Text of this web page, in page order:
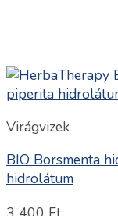
Virágvizek
BIO Borsmenta
hidrolátum